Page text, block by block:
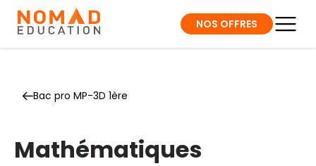
NOS OFFRES
Bac pro MP-3D 1ère
Mathématiques